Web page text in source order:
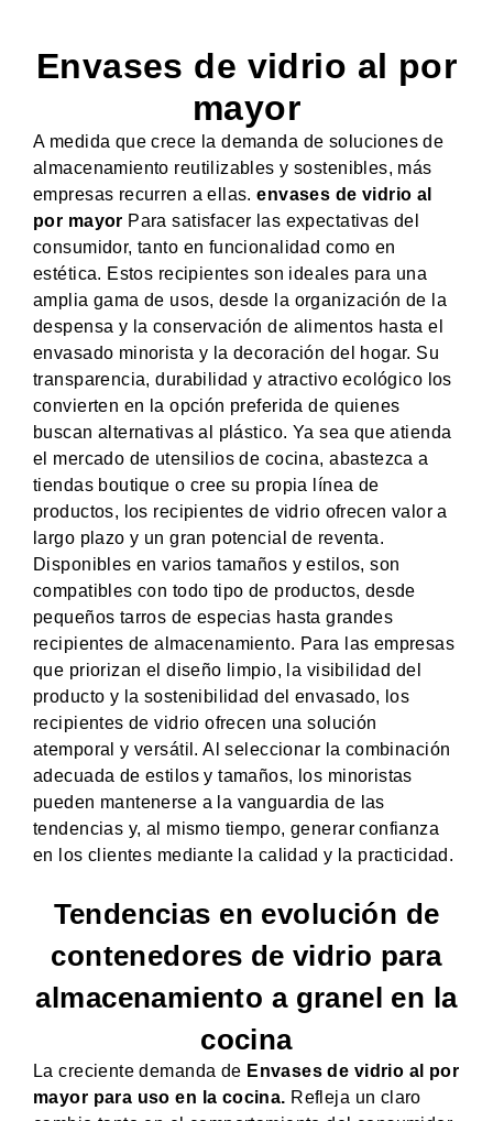
Envases de vidrio al por
mayor
A medida que crece la demanda de soluciones de
almacenamiento reutilizables y sostenibles, más
empresas recurren a ellas.envases de vidrio al
por mayor Para satisfacer las expectativas del
consumidor, tanto en funcionalidad como en
estética. Estos recipientes son ideales para una
amplia gama de usos, desde la organización de la
despensa y la conservación de alimentos hasta el
envasado minorista y la decoración del hogar. Su
transparencia, durabilidad y atractivo ecológico los
convierten en la opción preferida de quienes
buscan alternativas al plástico. Ya sea que atienda
el mercado de utensilios de cocina, abastezca a
tiendas boutique o cree su propia línea de
productos, los recipientes de vidrio ofrecen valor a
largo plazo y un gran potencial de reventa.
Disponibles en varios tamaños y estilos, son
compatibles con todo tipo de productos, desde
pequeños tarros de especias hasta grandes
recipientes de almacenamiento. Para las empresas
que priorizan el diseño limpio, la visibilidad del
producto y la sostenibilidad del envasado, los
recipientes de vidrio ofrecen una solución
atemporal y versátil. Al seleccionar la combinación
adecuada de estilos y tamaños, los minoristas
pueden mantenerse a la vanguardia de las
tendencias y, al mismo tiempo, generar confianza
en los clientes mediante la calidad y la practicidad.
Tendencias en evolución de
contenedores de vidrio para
almacenamiento a granel en la
cocina
La creciente demanda de Envases de vidrio al por
mayor para uso en la cocina. Refleja un claro